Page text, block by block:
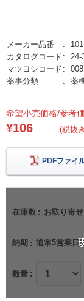
メーカー品番
カタログコード
24-
マツヨシコード
薬事分類
薬
希望小売価格/参考
¥106 (税抜
PDFファイ
在庫数 お取り寄
納期 通常5営業日
数量